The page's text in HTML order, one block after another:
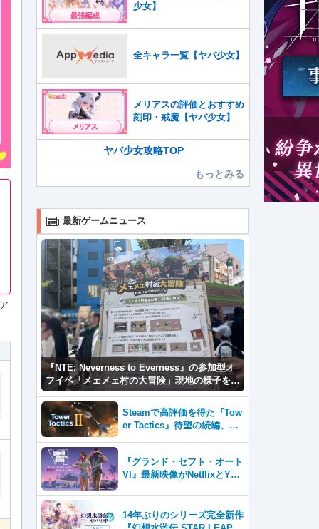
少女】
全キャラ一覧【ヤバ少女】
メリアスの評価とおすすめ
刻印・戒魔【ヤバ少女】
ヤバ少女攻略TOP
もっとみる
最新ゲームニュース
『NTE: Neverness to Everness』の参加型オ
フイベ「メェメェ村の大冒険」現地の様子をレ
ポ！ミニゲームやコスプレイヤー撮影など盛り
だくさん！
Steamで高評価を得た『Tow
er Tactics』待望の続編、『T
『グランド・セフト・オート
VI』最新映像がNetflixとYou
14年ぶりのシリーズ完全新作